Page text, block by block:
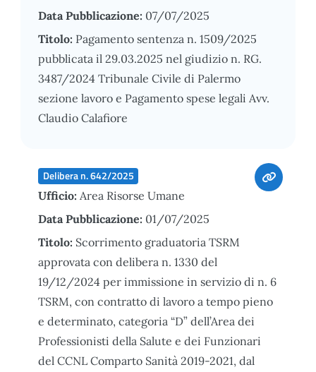
Data Pubblicazione: 07/07/2025
Titolo: Pagamento sentenza n. 1509/2025
pubblicata il 29.03.2025 nel giudizio n. RG.
3487/2024 Tribunale Civile di Palermo
sezione lavoro e Pagamento spese legali Avv.
Claudio Calafiore
Delibera n. 642/2025
Ufficio: Area Risorse Umane
Data Pubblicazione: 01/07/2025
Titolo: Scorrimento graduatoria TSRM
approvata con delibera n. 1330 del
19/12/2024 per immissione in servizio di n. 6
TSRM, con contratto di lavoro a tempo pieno
e determinato, categoria “D” dell’Area dei
Professionisti della Salute e dei Funzionari
del CCNL Comparto Sanità 2019-2021, dal